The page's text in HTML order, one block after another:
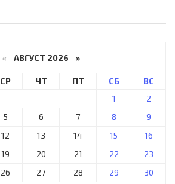
« АВГУСТ 2026 »
СР ЧТ ПТ СБ
ВС
1
2
5 6 7 8
9
12 13 14 15
16
19 20 21 22
23
26 27 28 29
30